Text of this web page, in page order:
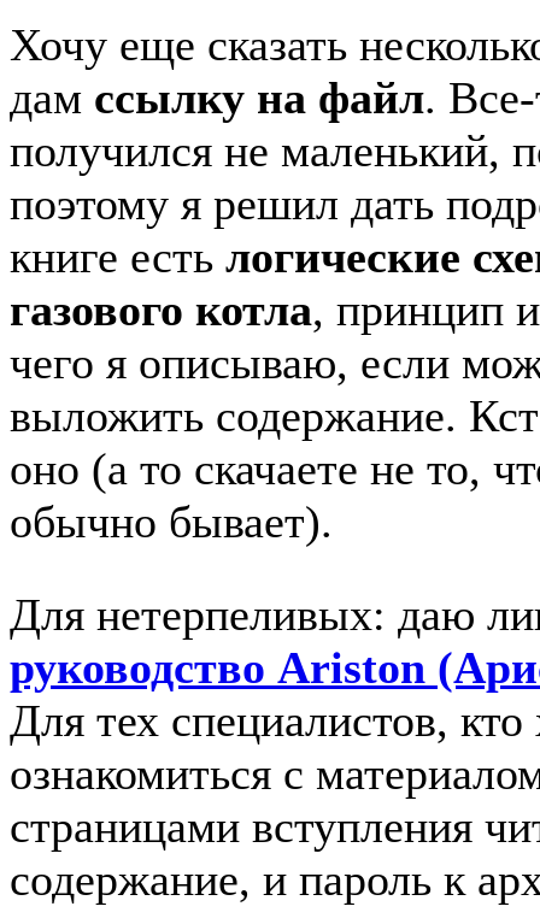
Хочу еще сказать
дам ссылку на файл.
получился не маленький,
поэтому я решил дать
книге есть логические
газового котла, принцип
чего я описываю, если
выложить содержание.
оно (а то скачаете не то,
обычно бывает).
Для нетерпеливых: даю
руководство Ariston
Для тех специалистов,
ознакомиться с
страницами вступления
содержание, и пароль к